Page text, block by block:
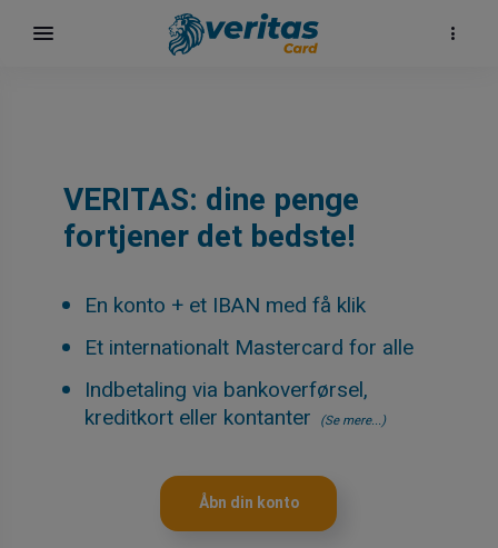
VERITAS: dine penge
fortjener det bedste!
En konto + et IBAN med få klik
Et internationalt Mastercard for alle
Indbetaling via bankoverførsel,
kreditkort eller kontanter (Se mere...)
Åbn din konto